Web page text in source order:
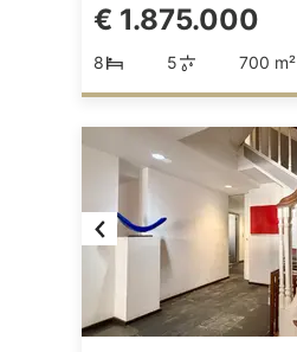
€ 1.875.000
8 5 700 m²
Previous